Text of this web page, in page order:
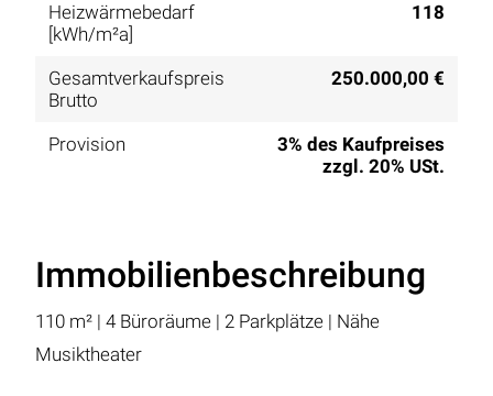
Heizwärmebedarf
[kWh/m²a]
118
Gesamtverkaufspreis
Brutto
250.000,00 €
Provision
3% des Kaufpreises
zzgl. 20% USt.
Immobilienbeschreibung
110 m² | 4 Büroräume | 2 Parkplätze | Nähe
Musiktheater